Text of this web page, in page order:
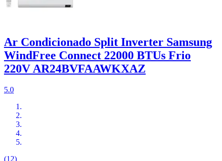
Ar Condicionado Split Inverter Samsung
WindFree Connect 22000 BTUs Frio
220V AR24BVFAAWKXAZ
5.0
(12)